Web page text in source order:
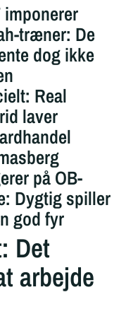
imponerer
træner: De
dog ikke
Real
laver
på OB-
Dygtig spiller
god fyr
Det
arbejde